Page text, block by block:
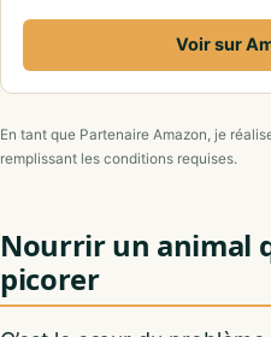
Voir sur
En tant que Partenaire Amazon, je
remplissant les conditions requises.
Nourrir un animal
picorer